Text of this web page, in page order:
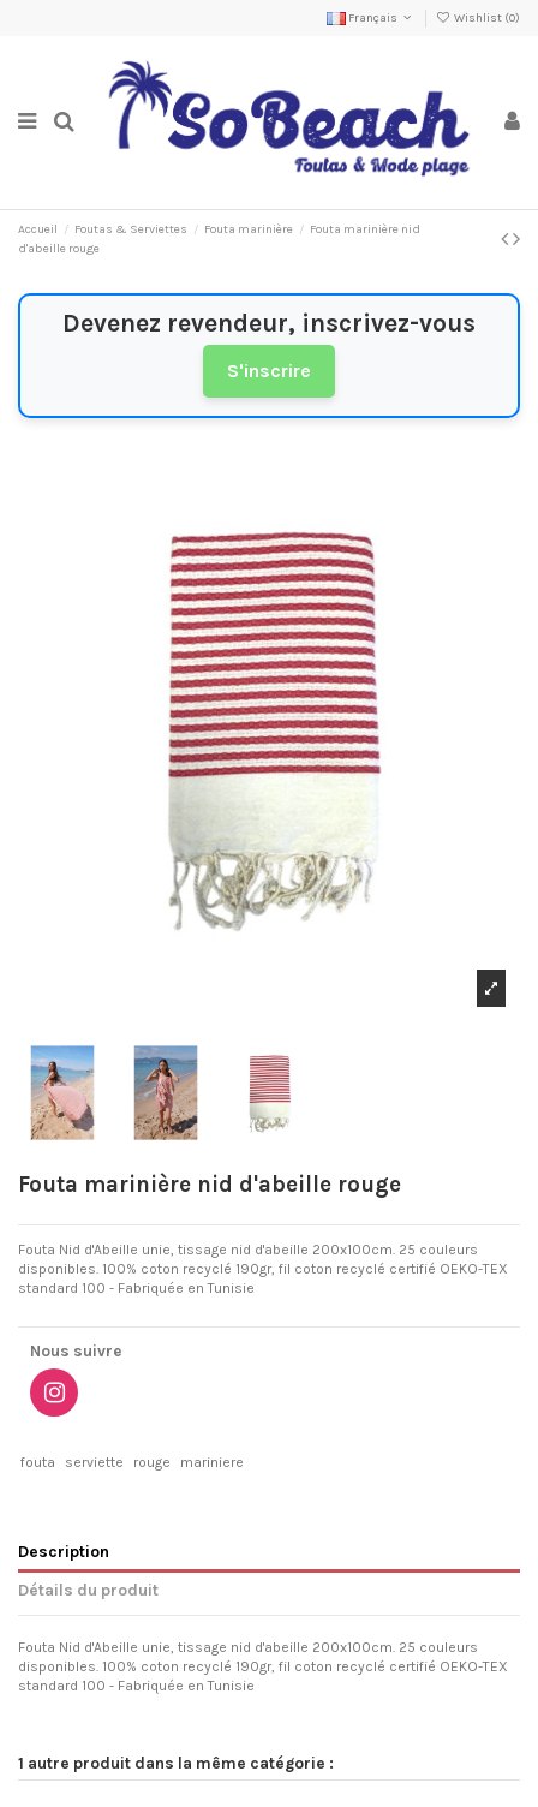
Français Wishlist (0)
Accueil Foutas & Serviettes Fouta marinière
Fouta marinière nid
d'abeille rouge
Devenez revendeur, inscrivez-vous
S'inscrire
Fouta marinière nid d'abeille rouge
Fouta Nid d'Abeille unie, tissage nid d'abeille 200x100cm. 25 couleurs
disponibles. 100% coton recyclé 190gr, fil coton recyclé certifié OEKO-TEX
standard 100 - Fabriquée en Tunisie
Nous suivre
fouta serviette rouge mariniere
Description
Détails du produit
Fouta Nid d'Abeille unie, tissage nid d'abeille 200x100cm. 25 couleurs
disponibles. 100% coton recyclé 190gr, fil coton recyclé certifié OEKO-TEX
standard 100 - Fabriquée en Tunisie
1 autre produit dans la même catégorie :